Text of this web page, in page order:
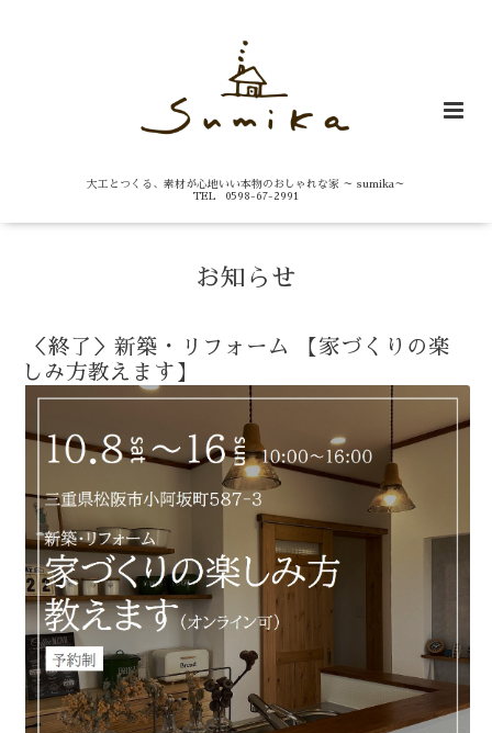
大工とつくる、素材が心地いい本物のおしゃれな家 ～ sumika～
TEL 0598-67-2991
お知らせ
＜終了＞新築・リフォーム 【家づくりの楽
しみ方教えます】